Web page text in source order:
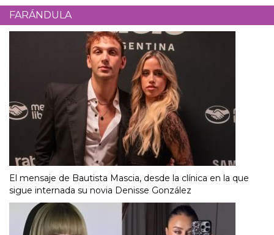
FARÁNDULA
El mensaje de Bautista Mascia, desde la clínica en la que
sigue internada su novia Denisse González